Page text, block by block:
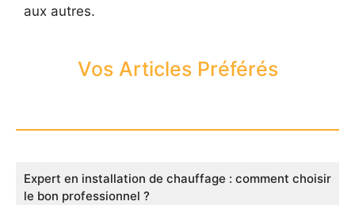
aux autres.
Vos Articles Préférés
Expert en installation de chauffage : comment choisir
le bon professionnel ?